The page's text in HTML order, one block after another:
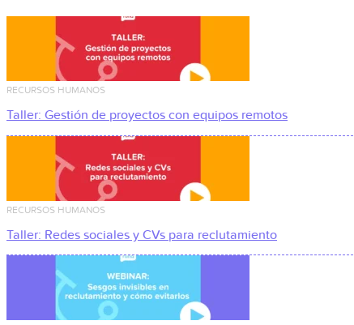
RECURSOS HUMANOS
Taller: Gestión de proyectos con equipos remotos
RECURSOS HUMANOS
Taller: Redes sociales y CVs para reclutamiento